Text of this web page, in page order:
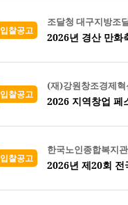
입찰공고
조달청 대구지방조
2026년 경산 만화
입찰공고
(재)강원창조경제혁
2026 지역창업 페
입찰공고
한국노인종합복지
2026년 제20회 전